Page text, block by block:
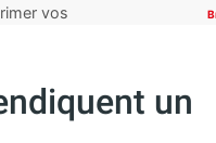
vos
un